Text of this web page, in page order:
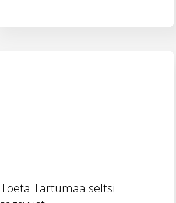
Toeta Tartumaa seltsi